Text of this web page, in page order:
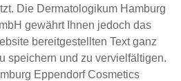
Die Dermatologikum Hamburg
gewährt Ihnen jedoch das
bereitgestellten Text ganz
speichern und zu vervielfältigen.
Eppendorf Cosmetics